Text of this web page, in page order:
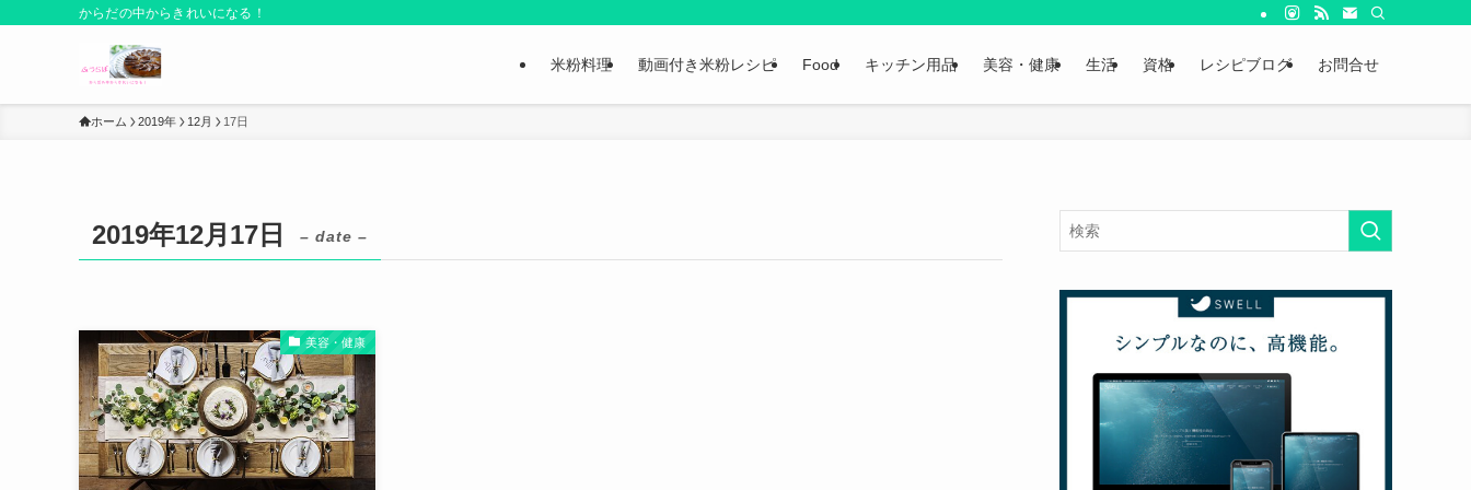
からだの中からきれいになる！
米粉料理 動画付き米粉レシピ Food キッチン用品 美容・健康 生活 資格 レシピブログ お問合せ
ホーム 2019年 12月 17日
2019年12月17日 – date –
美容・健康